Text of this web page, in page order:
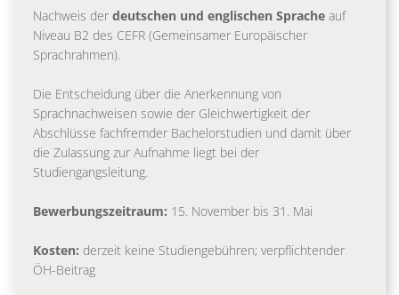
Nachweis der deutschen und englischen Sprache auf
Niveau B2 des CEFR (Gemeinsamer Europäischer
Sprachrahmen).
Die Entscheidung über die Anerkennung von
Sprachnachweisen sowie der Gleichwertigkeit der
Abschlüsse fachfremder Bachelorstudien und damit über
die Zulassung zur Aufnahme liegt bei der
Studiengangsleitung.
Bewerbungszeitraum: 15. November bis 31. Mai
Kosten: derzeit keine Studiengebühren; verpflichtender
ÖH-Beitrag